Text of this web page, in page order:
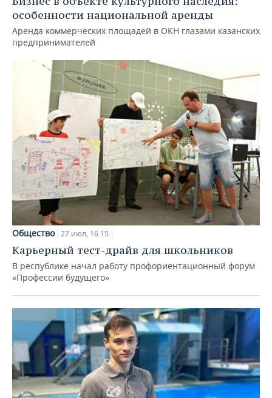
особенности национальной аренды
Аренда коммерческих площадей в ОКН глазами казанских
предпринимателей
Общество 27 июл, 16:15
Карьерный тест-драйв для школьников
В республике начал работу профориентационный форум
«Профессии будущего»